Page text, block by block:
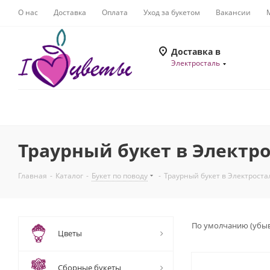
О нас Доставка Оплата Уход за букетом Вакансии
Доставка в
Электросталь
Траурный букет в
Главная - Каталог - Букет по поводу - Траурный букет в
По умолчанию
Цветы
Сборные букеты